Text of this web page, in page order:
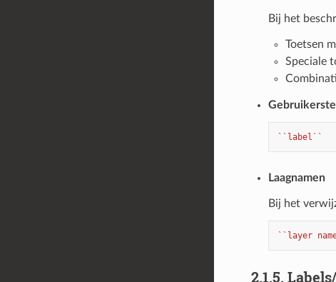
Bij het
Toetsen
Speciale
``label``
Laagnamen
Bij het
``layer
2.1.5.